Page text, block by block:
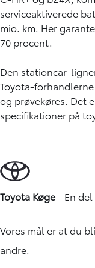
serviceaktiverede
mio. km. Her
70 procent.
Den stationcar-
Toyota-
og prøvekøres. Det
specifikationer på
Toyota Køge- En
Vores mål er at du
andre.